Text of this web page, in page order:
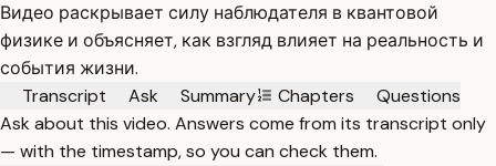
Видео раскрывает силу наблюдателя в квантовой
физике и объясняет, как взгляд влияет на реальность и
события жизни.
Transcript
Ask Summary Chapters
Questions
Ask about this video. Answers come from its transcript only
— with the timestamp, so you can check them.